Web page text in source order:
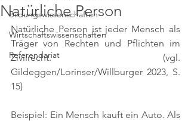
Bildungswissenschaften
Wirtschaftswissenschaften
Referendariat
Natürliche Person
Natürliche Person ist jeder Mensch als
Träger von Rechten und Pflichten im
Zivilrecht. (vgl.
Gildeggen/Lorinser/Willburger 2023, S.
15)
Beispiel: Ein Mensch kauft ein Auto. Als